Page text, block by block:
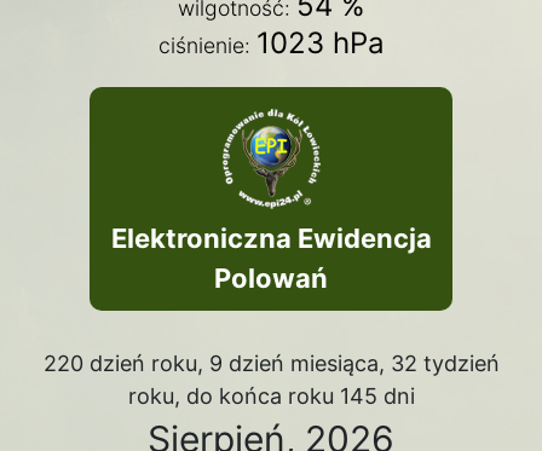
wilgotność:
ciśnienie: 1023 hPa
Elektroniczna Ewidencja
Polowań
220 dzień roku, 9 dzień miesiąca, 32 tydzień
roku, do końca roku 145 dni
Sierpień, 2026